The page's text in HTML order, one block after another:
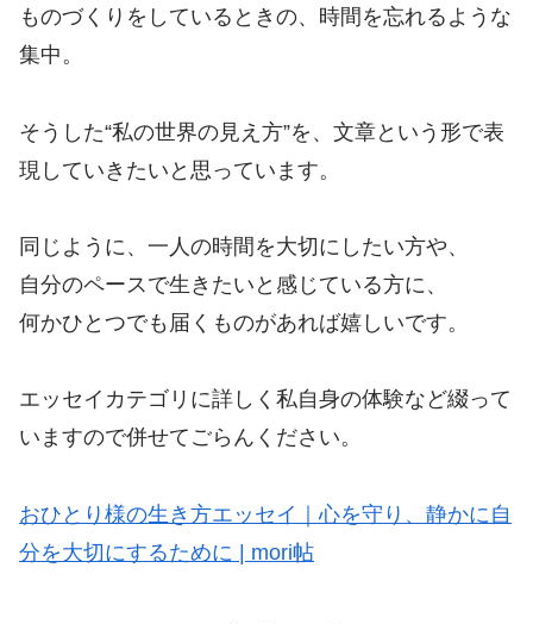
ものづくりをしているときの、時間を忘れるような
集中。
そうした“私の世界の見え方”を、文章という形で表
現していきたいと思っています。
同じように、一人の時間を大切にしたい方や、
自分のペースで生きたいと感じている方に、
何かひとつでも届くものがあれば嬉しいです。
エッセイカテゴリに詳しく私自身の体験など綴って
いますので併せてごらんください。
おひとり様の生き方エッセイ｜心を守り、静かに自
分を大切にするために | mori帖